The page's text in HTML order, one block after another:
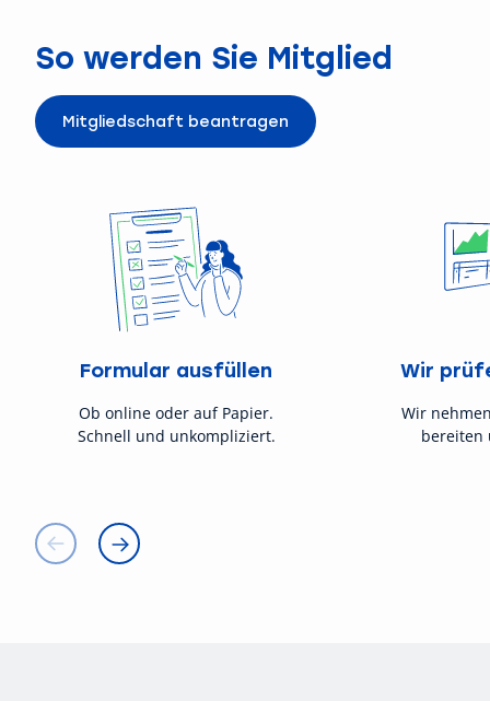
So werden Sie Mitglied
Mitgliedschaft beantragen
Formular ausfüllen
Ob online oder auf Papier.
Schnell und unkompliziert.
Wir
Wir
bereiten